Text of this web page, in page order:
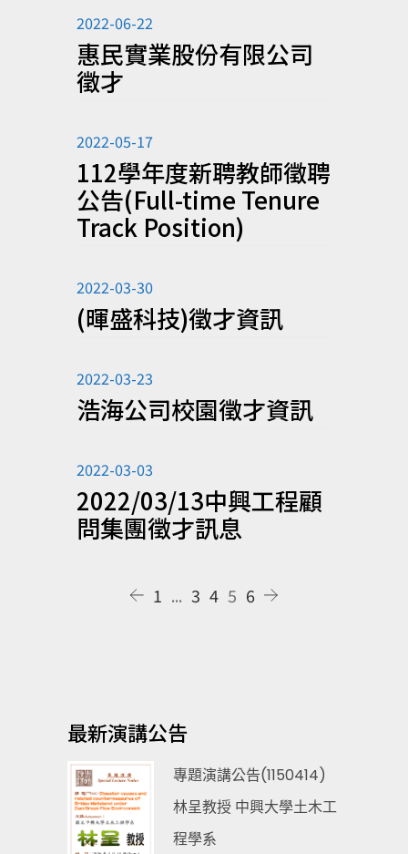
2022-06-22
惠民實業股份有限公司
徵才
2022-05-17
112學年度新聘教師徵聘
公告(Full-time Tenure
Track Position)
2022-03-30
(暉盛科技)徵才資訊
2022-03-23
浩海公司校園徵才資訊
2022-03-03
2022/03/13中興工程顧
問集團徵才訊息
1 ... 3 4 5 6
最新演講公告
專題演講公告(1150414)
林呈教授 中興大學土木工
程學系